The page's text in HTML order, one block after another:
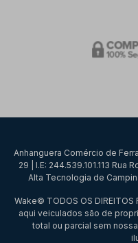
Anhanguera Comércio de
29 | I.E: 244.539.101.113
Alta Tecnologia de
Wake© TODOS OS DIREITOS
aqui veiculados são de
total ou parcial sem